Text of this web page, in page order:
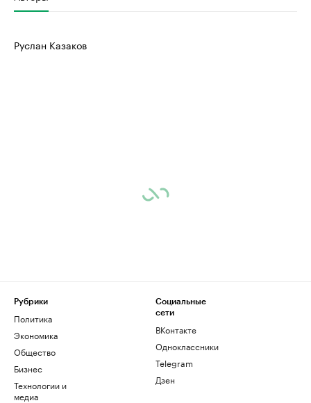
Руслан Казаков
Рубрики
Политика
Экономика
Общество
Бизнес
Технологии и
медиа
Социальные
сети
ВКонтакте
Одноклассники
Telegram
Дзен